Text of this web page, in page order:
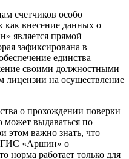
счетчиков особо
как внесение данных о
является прямой
зафиксирована в
единства
своими должностными
лицензии на осуществление
о прохождении поверки
может выдаваться по
этом важно знать, что
«Аршин» о
норма работает только для